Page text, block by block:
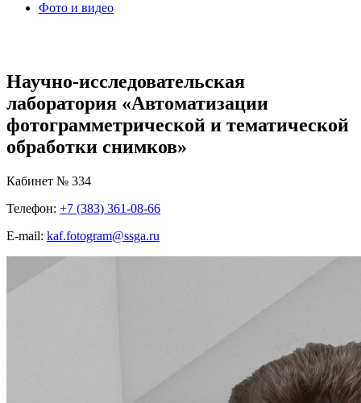
Фото и видео
Научно-исследовательская
лаборатория «Автоматизации
фотограмметрической и тематической
обработки снимков»
Кабинет № 334
Телефон: +7 (383) 361-08-66
E-mail: kaf.fotogram@ssga.ru